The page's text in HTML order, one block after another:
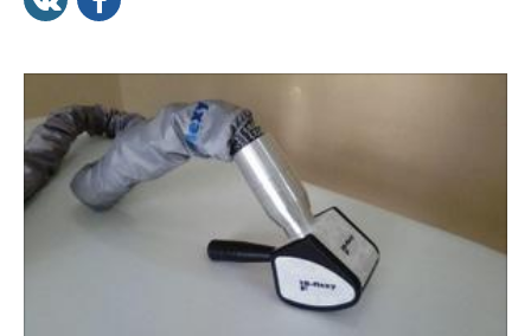
В Студии-салоне B-Flexy Скульптор Вашого Тела мы
используем самый современный, эффективный и
безболезненный метод устранения целлюлита и
борьбы с лишним весом - антицеллюлитную
программу для тела B-flexy.